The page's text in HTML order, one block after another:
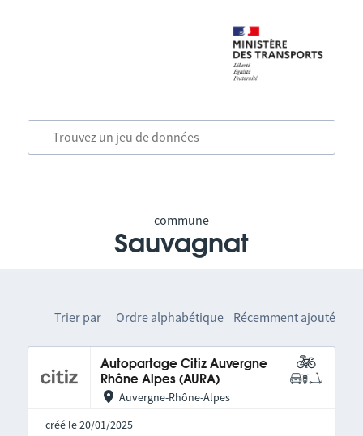
commune
Sauvagnat
Trier par Ordre alphabétique Récemment ajouté
Autopartage Citiz Auvergne
Rhône Alpes (AURA)
Auvergne-Rhône-Alpes
créé le 20/01/2025